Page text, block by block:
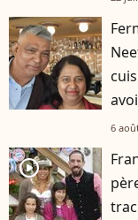
6
player2